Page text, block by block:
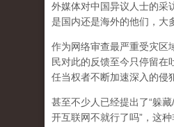
外媒体对中国异议人士的采
是国内还是海外的他们，大
作为网络审查最严重受灾区
民对此的反馈至今只停留在
任当权者不断加速深入的侵
甚至不少人已经提出了“躲
开互联网不就行了吗”，这